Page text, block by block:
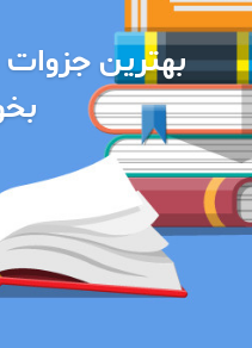
بهترین جزوات